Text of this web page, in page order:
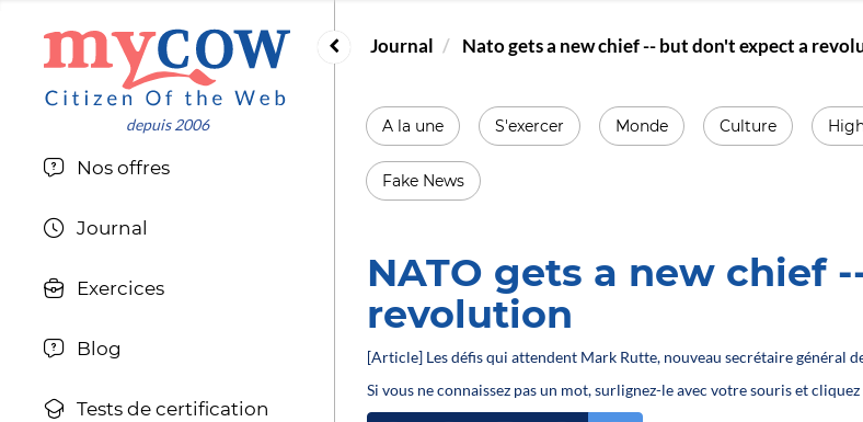
Nos offres
Journal
Exercices
Blog
Tests de certification
Journal Nato gets a new chief -- but don't expect a
A la une S'exercer Monde Culture
Fake News
NATO gets a new chief
revolution
[Article] Les défis qui attendent Mark Rutte, nouveau secrétaire général
Si vous ne connaissez pas un mot, surlignez-le avec votre souris et